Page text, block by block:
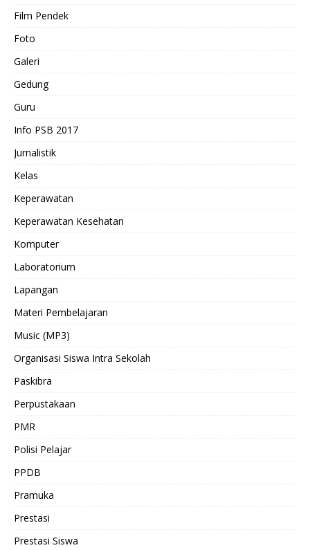
Film Pendek
Foto
Galeri
Gedung
Guru
Info PSB 2017
Jurnalistik
Kelas
Keperawatan
Keperawatan Kesehatan
Komputer
Laboratorium
Lapangan
Materi Pembelajaran
Music (MP3)
Organisasi Siswa Intra Sekolah
Paskibra
Perpustakaan
PMR
Polisi Pelajar
PPDB
Pramuka
Prestasi
Prestasi Siswa